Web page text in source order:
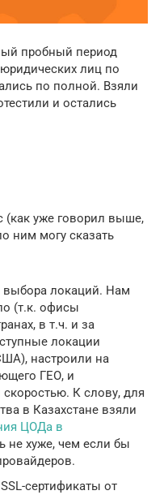
пробный период
лиц по
по полной. Взяли
и остались
(как уже говорил выше,
ним могу сказать
выбора локаций. Нам
(т.к. офисы
в т.ч. и за
локации
настроили на
ГЕО, и
К слову, для
в Казахстане взяли
ЦОДа в
не хуже, чем если бы
сертификаты от